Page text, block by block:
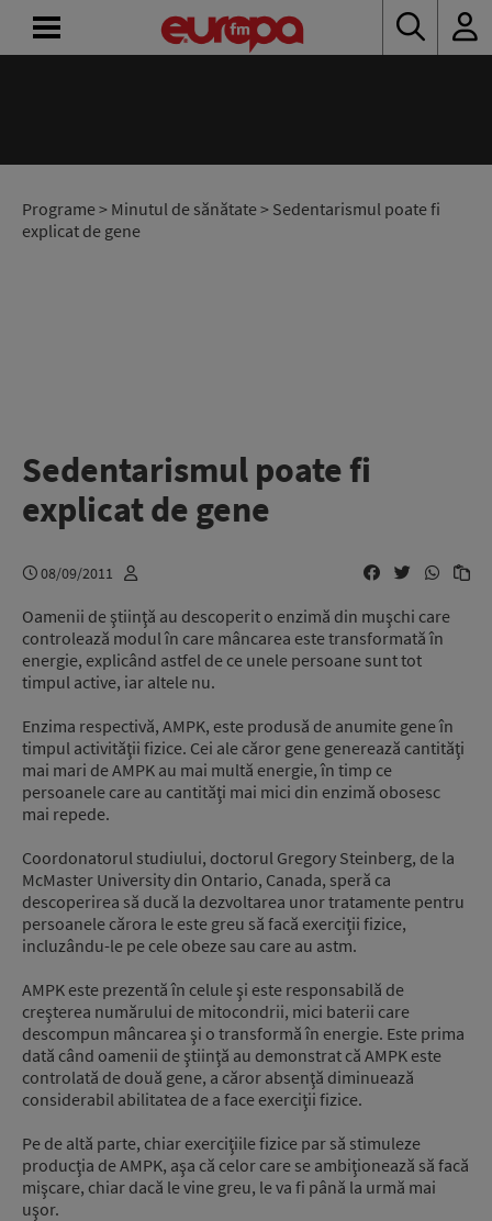
Programe> Minutul de sănătate> Sedentarismul poate fi
explicat de gene
Sedentarismul poate fi
explicat de gene
08/09/2011
Oamenii de ştiinţă au descoperit o enzimă din muşchi care
controlează modul în care mâncarea este transformată în
energie, explicând astfel de ce unele persoane sunt tot
timpul active, iar altele nu.
Enzima respectivă, AMPK, este produsă de anumite gene în
timpul activităţii fizice. Cei ale căror gene generează cantităţi
mai mari de AMPK au mai multă energie, în timp ce
persoanele care au cantităţi mai mici din enzimă obosesc
mai repede.
Coordonatorul studiului, doctorul Gregory Steinberg, de la
McMaster University din Ontario, Canada, speră ca
descoperirea să ducă la dezvoltarea unor tratamente pentru
persoanele cărora le este greu să facă exerciţii fizice,
incluzându-le pe cele obeze sau care au astm.
AMPK este prezentă în celule şi este responsabilă de
creşterea numărului de mitocondrii, mici baterii care
descompun mâncarea şi o transformă în energie. Este prima
dată când oamenii de ştiinţă au demonstrat că AMPK este
controlată de două gene, a căror absenţă diminuează
considerabil abilitatea de a face exerciţii fizice.
Pe de altă parte, chiar exerciţiile fizice par să stimuleze
producţia de AMPK, aşa că celor care se ambiţionează să facă
mişcare, chiar dacă le vine greu, le va fi până la urmă mai
uşor.
RADIO